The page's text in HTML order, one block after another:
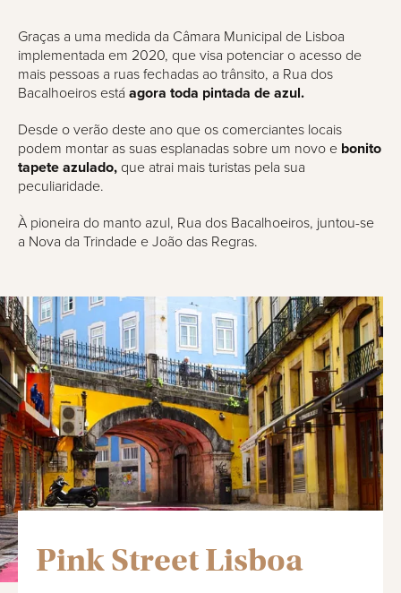
Graças a uma medida da Câmara Municipal de Lisboa
implementada em 2020, que visa potenciar o acesso de
mais pessoas a ruas fechadas ao trânsito, a Rua dos
Bacalhoeiros está agora toda pintada de azul.
Desde o verão deste ano que os comerciantes locais
podem montar as suas esplanadas sobre um novo e bonito
tapete azulado, que atrai mais turistas pela sua
peculiaridade.
À pioneira do manto azul, Rua dos Bacalhoeiros, juntou-se
a Nova da Trindade e João das Regras.
Pink Street Lisboa